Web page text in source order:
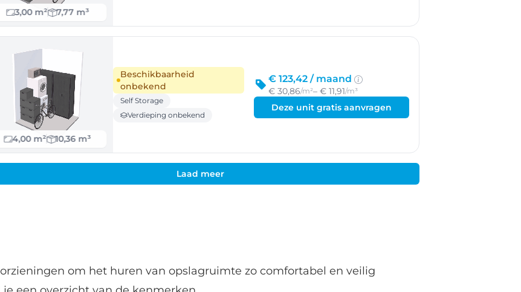
3,00 m² 7,77 m³
4,00 m² 10,36 m³
Beschikbaarheid
onbekend
Self Storage
Verdieping onbekend
€ 123,42 / maand
€ 30,86/m²– € 11,91/m³
Deze unit gratis aanvragen
Laad meer
om het huren van opslagruimte zo comfortabel en veilig